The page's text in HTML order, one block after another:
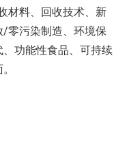
材料、回收技术、新
零污染制造、环境保
功能性食品、可持续